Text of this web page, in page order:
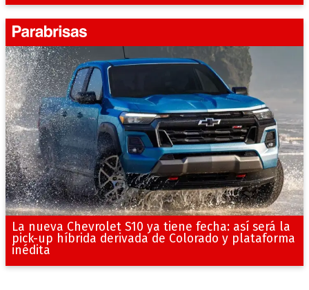
La nueva Chevrolet S10 ya tiene fecha: así será la
pick-up híbrida derivada de Colorado y plataforma
inédita